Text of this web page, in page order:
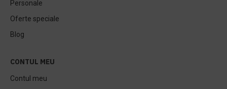
Personale
Oferte speciale
Blog
CONTUL MEU
Contul meu